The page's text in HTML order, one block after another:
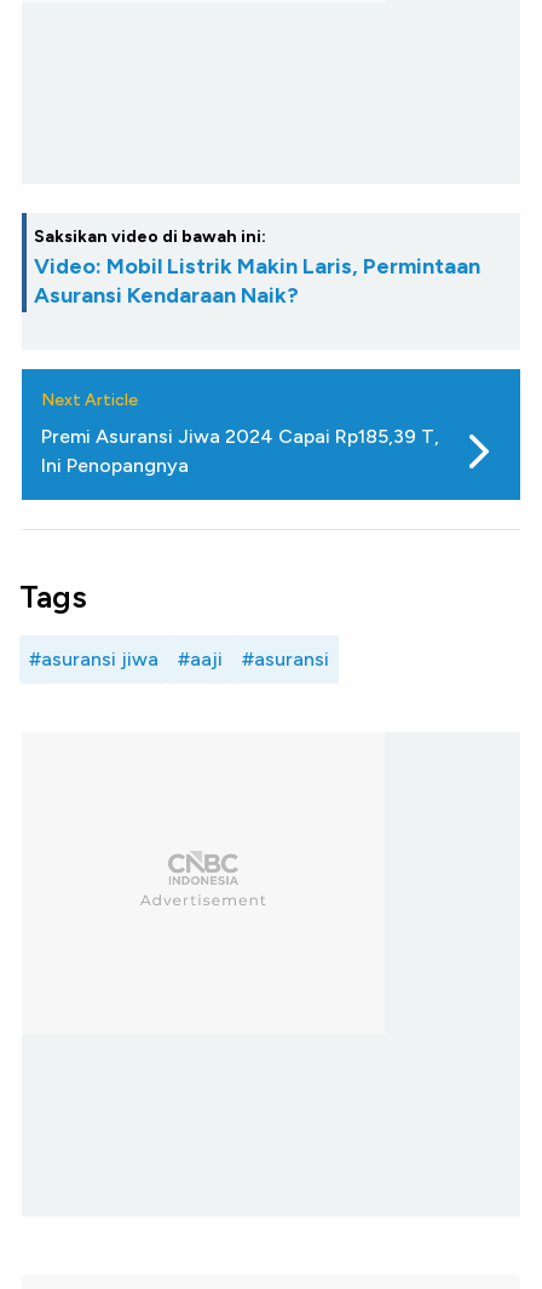
Saksikan video di bawah ini:
Video: Mobil Listrik Makin Laris, Permintaan
Asuransi Kendaraan Naik?
Next Article
Premi Asuransi Jiwa 2024 Capai Rp185,39 T,
Ini Penopangnya
Tags
#asuransi jiwa #aaji #asuransi